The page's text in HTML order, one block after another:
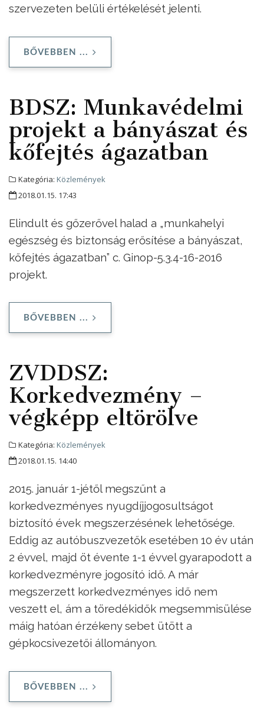
szervezeten belüli értékelését jelenti.
BŐVEBBEN ...
BDSZ: Munkavédelmi
projekt a bányászat és
kőfejtés ágazatban
Kategória: Közlemények
2018.01.15. 17:43
Elindult és gőzerővel halad a „munkahelyi
egészség és biztonság erősítése a bányászat,
kőfejtés ágazatban” c. Ginop-5.3.4-16-2016
projekt.
BŐVEBBEN ...
ZVDDSZ:
Korkedvezmény –
végképp eltörölve
Kategória: Közlemények
2018.01.15. 14:40
2015. január 1-jétől megszűnt a
korkedvezményes nyugdíjjogosultságot
biztosító évek megszerzésének lehetősége.
Eddig az autóbuszvezetők esetében 10 év után
2 évvel, majd öt évente 1-1 évvel gyarapodott a
korkedvezményre jogosító idő. A már
megszerzett korkedvezményes idő nem
veszett el, ám a töredékidők megsemmisülése
máig hatóan érzékeny sebet ütött a
gépkocsivezetői állományon.
BŐVEBBEN ...